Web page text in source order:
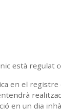
està regulat
en el
en un dia